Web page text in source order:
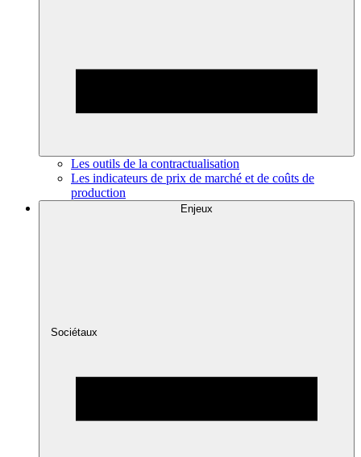
Les outils de la contractualisation
Les indicateurs de prix de marché et de coûts de
production
Enjeux
Sociétaux